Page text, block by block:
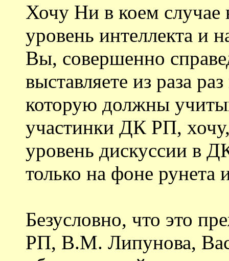
Хочу Ни в коем случае
уровень интеллекта и
Вы, совершенно
выставляете из раза
которую должны
участинки ДК РП,
уровень дискуссии в
только на фоне рунета
Безусловно, что это
РП, В.М. Липунова,